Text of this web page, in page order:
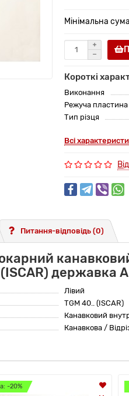
Мінімальна
Короткі
Виконання
Режуча пластина
Тип різця
Всі
Питання-відповідь (0)
державка
Лівий
TGM 40.. (ISCAR)
Канавковий
Канавкова /
-20%